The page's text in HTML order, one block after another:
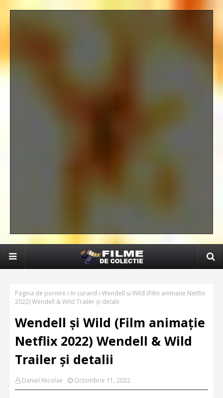
Pagina de pornire In curand
Wendell și Wild (Film animație Netflix
2022) Wendell & Wild Trailer și detalii
Wendell și Wild (Film animație
Netflix 2022) Wendell & Wild
Trailer și detalii
Daniel Nicolae Octombrie 11, 2022